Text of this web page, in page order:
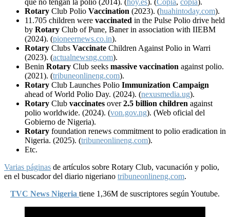
que no tengan la polio (2014). (hoy.es). (Copia, copia).
Rotary Club Polio Vaccination (2023). (huahintoday.com).
11.705 children were vaccinated in the Pulse Polio drive held
by Rotary Club of Pune, Baner in association with IIEBM
(2024). (pioneernews.co.in).
Rotary Clubs Vaccinate Children Against Polio in Warri
(2023). (actualnewsng.com).
Benin Rotary Club seeks massive vaccination against polio.
(2021). (tribuneonlineng.com).
Rotary Club Launches Polio Immunization Campaign
ahead of World Polio Day. (2024). (nexusmedia.ug).
Rotary Club vaccinates over2.5 billion children against
polio worldwide. (2024). (von.gov.ng). (Web oficial del
Gobierno de Nigeria).
Rotary foundation renews commitment to polio eradication in
Nigeria. (2025). (tribuneonlineng.com).
Etc.
Varias páginas de artículos sobre Rotary Club, vacunación y polio,
en el buscador del diario nigeriano tribuneonlineng.com.
TVC News Nigeria tiene 1,36M de suscriptores según Youtube.